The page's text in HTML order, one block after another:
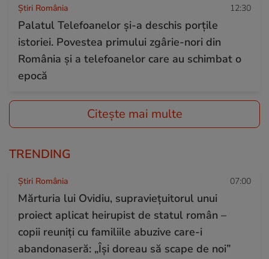
Știri România 12:30
Palatul Telefoanelor și-a deschis porțile
istoriei. Povestea primului zgârie-nori din
România și a telefoanelor care au schimbat o
epocă
Citește mai multe
TRENDING
Știri România 07:00
Mărturia lui Ovidiu, supraviețuitorul unui
proiect aplicat heirupist de statul român –
copii reuniți cu familiile abuzive care-i
abandonaseră: „Își doreau să scape de noi”